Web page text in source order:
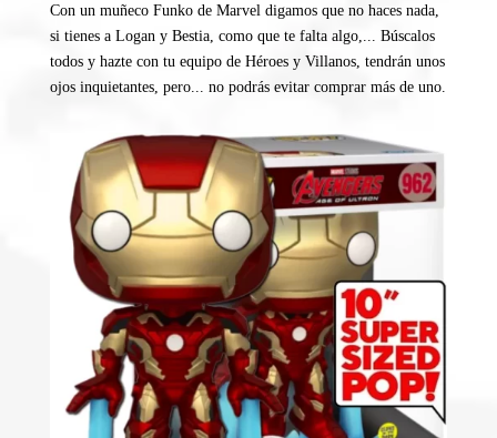
Con un muñeco Funko de Marvel digamos que no haces nada,
si tienes a Logan y Bestia, como que te falta algo,... Búscalos
todos y hazte con tu equipo de Héroes y Villanos, tendrán unos
ojos inquietantes, pero... no podrás evitar comprar más de uno.